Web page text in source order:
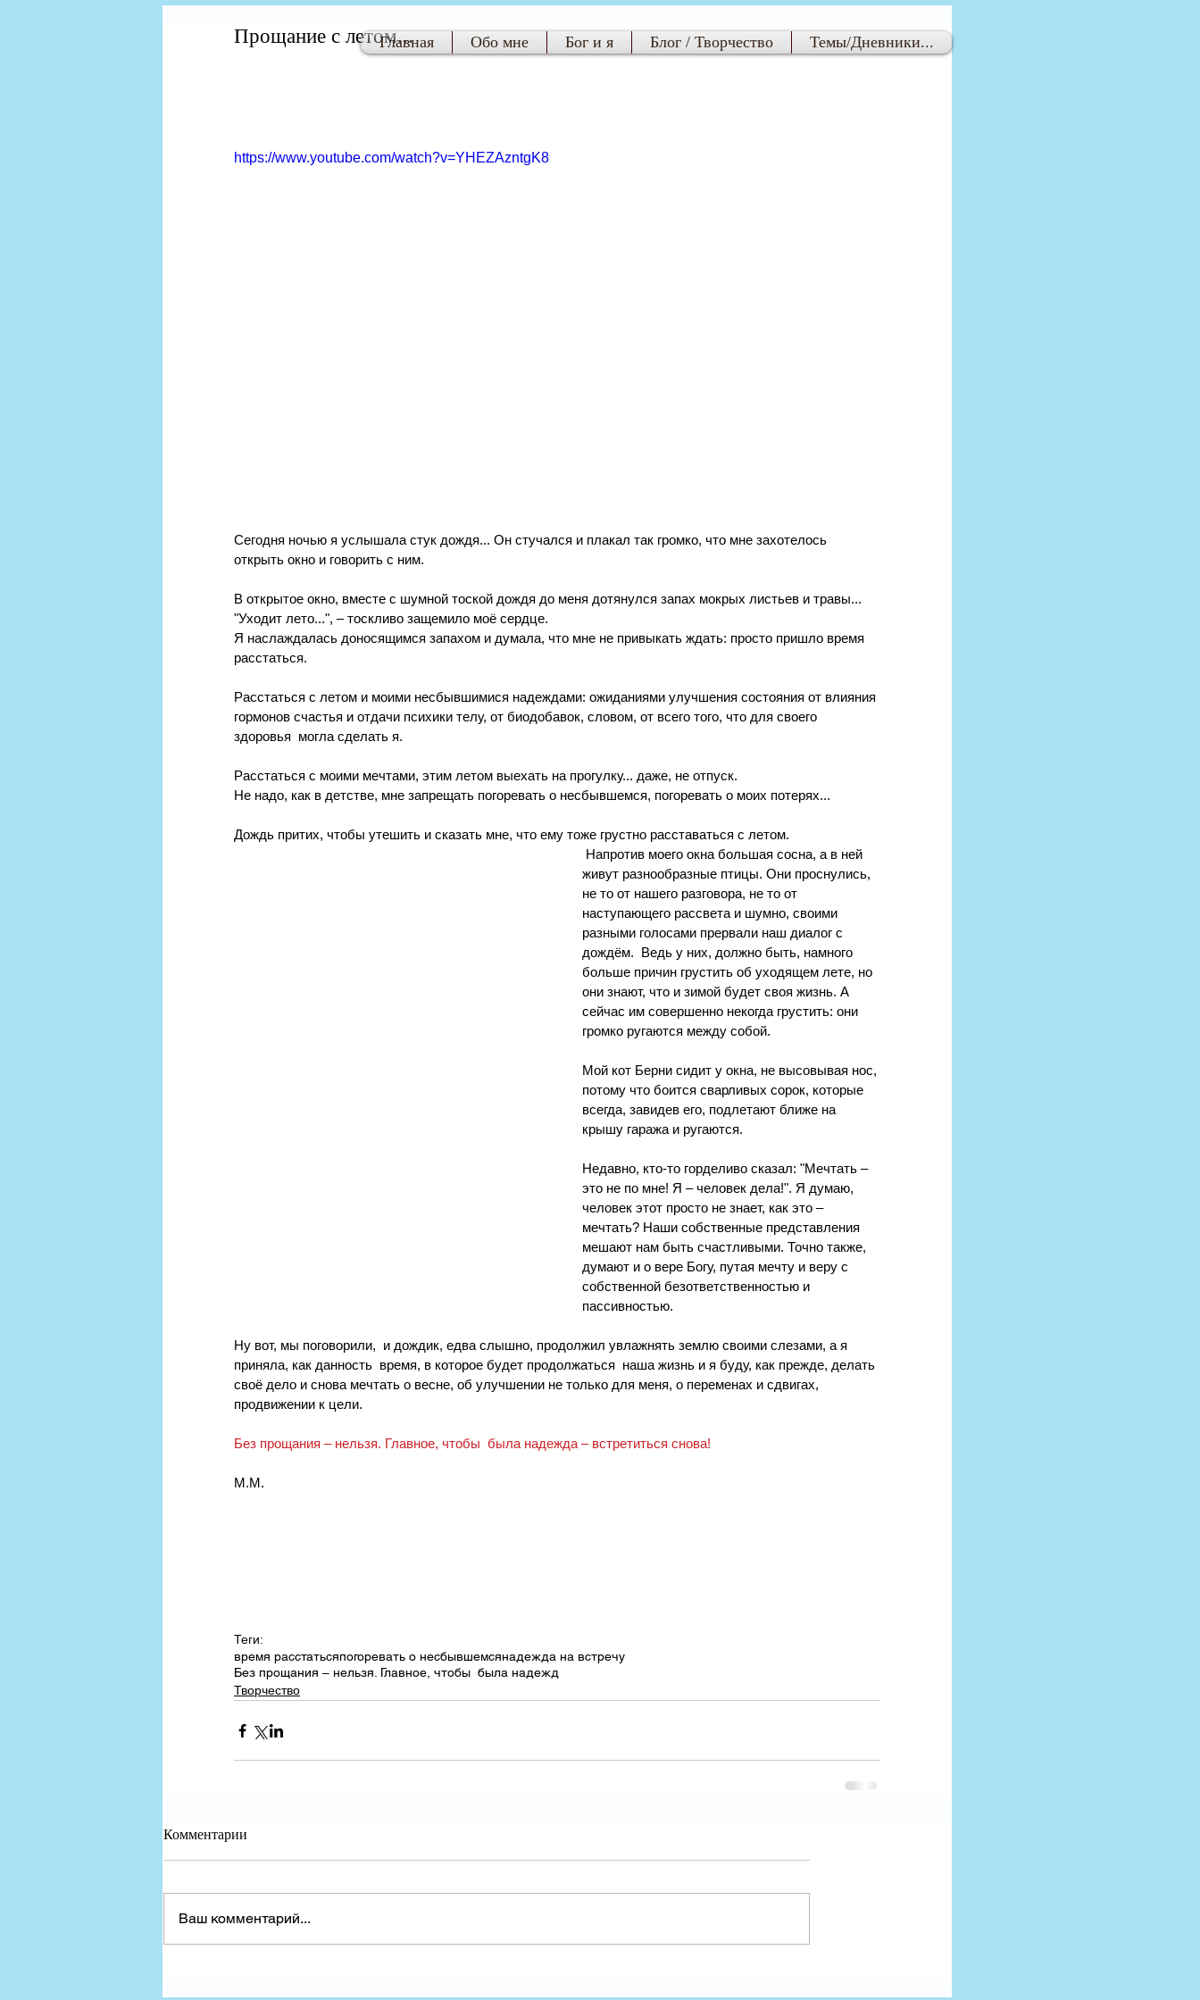
Прощание с летом...
https://www.youtube.com/watch?v=YHEZAzntgK8
Сегодня ночью я услышала стук дождя... Он стучался и плакал так громко, что мне захотелось
открыть окно и говорить с ним.
В открытое окно, вместе с шумной тоской дождя до меня дотянулся запах мокрых листьев и травы...
"Уходит лето...", ‒ тоскливо защемило моё сердце.
Я наслаждалась доносящимся запахом и думала, что мне не привыкать ждать: просто пришло время
расстаться.
Расстаться с летом и моими несбывшимися надеждами: ожиданиями улучшения состояния от влияния
гормонов счастья и отдачи психики телу, от биодобавок, словом, от всего того, что для своего
здоровья  могла сделать я.
Расстаться с моими мечтами, этим летом выехать на прогулку... даже, не отпуск.
Не надо, как в детстве, мне запрещать погоревать о несбывшемся, погоревать о моих потерях...
Дождь притих, чтобы утешить и сказать мне, что ему тоже грустно расставаться с летом.
живут разнообразные птицы. Они проснулись,
не то от нашего разговора, не то от
наступающего рассвета и шумно, своими
разными голосами прервали наш диалог с
дождём.  Ведь у них, должно быть, намного
больше причин грустить об уходящем лете, но
они знают, что и зимой будет своя жизнь. А
сейчас им совершенно некогда грустить: они
громко ругаются между собой.
Мой кот Берни сидит у окна, не высовывая нос,
потому что боится сварливых сорок, которые
всегда, завидев его, подлетают ближе на
крышу гаража и ругаются.
Недавно, кто-то горделиво сказал: "Мечтать ‒
это не по мне! Я ‒ человек дела!". Я думаю,
человек этот просто не знает, как это ‒
мечтать? Наши собственные представления
мешают нам быть счастливыми. Точно также,
думают и о вере Богу, путая мечту и веру с
собственной безответственностью и
пассивностью.
Ну вот, мы поговорили,  и дождик, едва слышно, продолжил увлажнять землю своими слезами, а я
приняла, как данность  время, в которое будет продолжаться  наша жизнь и я буду, как прежде, делать
своё дело и снова мечтать о весне, об улучшении не только для меня, о переменах и сдвигах,
продвижении к цели.
Без прощания ‒ нельзя. Главное, чтобы  была надежда ‒ встретиться снова!
М.М.
Теги:
время расстатьсяпогоревать о несбывшемсянадежда на встречу
Без прощания ‒ нельзя. Главное, чтобы была надежд
Творчество
Комментарии
Ваш комментарий...
Главная Обо мне Бог и я Блог / Творчество Темы/Дневники...